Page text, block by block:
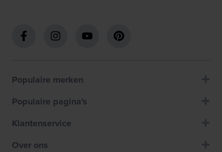
Populaire merken
Populaire pagina's
Klantenservice
Over ons